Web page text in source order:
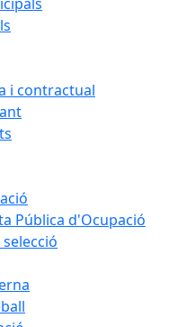
i contractual
Pública d'Ocupació